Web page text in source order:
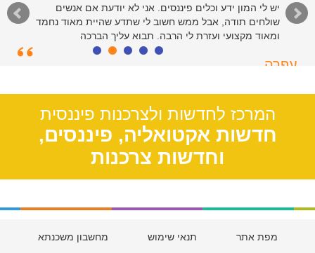
יש לי המון ידע וכלים פיננסים. אני לא יודעת אם אנשים
שולחים תודה, אבל ממש חשוב לי שתדע שהיית מאוד נחמד
ומאוד מקצועי ועזרת לי הרבה. תבוא עליך הברכה
עפרה
המרכז לחדשות ולצרכנות פיננסית
חדשות אקטואליה, פיננסים,
וחדשות צרכנות
מפת אתר תנאי שימוש מחשבון משכנתא